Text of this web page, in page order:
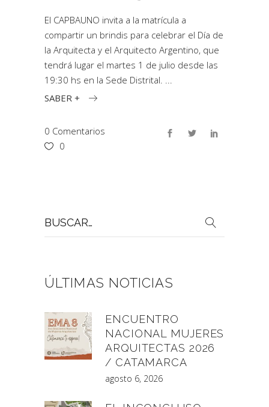
El CAPBAUNO invita a la matrícula a
compartir un brindis para celebrar el Día de
la Arquitecta y el Arquitecto Argentino, que
tendrá lugar el martes 1 de julio desde las
19:30 hs en la Sede Distrital.
SABER +
0 Comentarios
0
por:
ÚLTIMAS NOTICIAS
ENCUENTRO
NACIONAL MUJERES
ARQUITECTAS 2026
/ CATAMARCA
agosto 6, 2026